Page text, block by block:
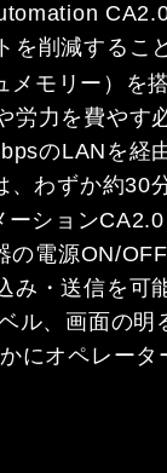
削減するこ
モリー）
労力を費や
のLANを
わずか約30
ション
電源ON/
・送信を
、画面の
にオペレータ